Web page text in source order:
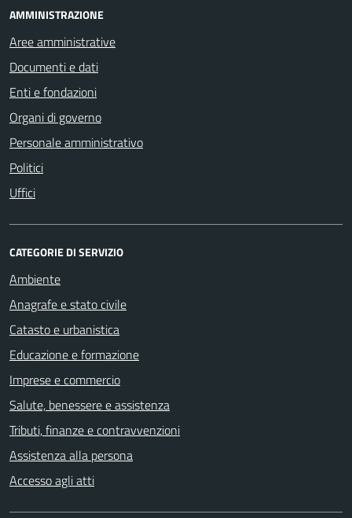
AMMINISTRAZIONE
Aree amministrative
Documenti e dati
Enti e fondazioni
Organi di governo
Personale amministrativo
Politici
Uffici
CATEGORIE DI SERVIZIO
Ambiente
Anagrafe e stato civile
Catasto e urbanistica
Educazione e formazione
Imprese e commercio
Salute, benessere e assistenza
Tributi, finanze e contravvenzioni
Assistenza alla persona
Accesso agli atti